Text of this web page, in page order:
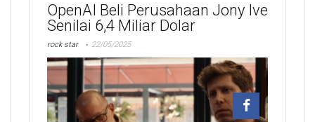
OpenAI Beli Perusahaan Jony Ive
Senilai 6,4 Miliar Dolar
rock star 22/05/2025